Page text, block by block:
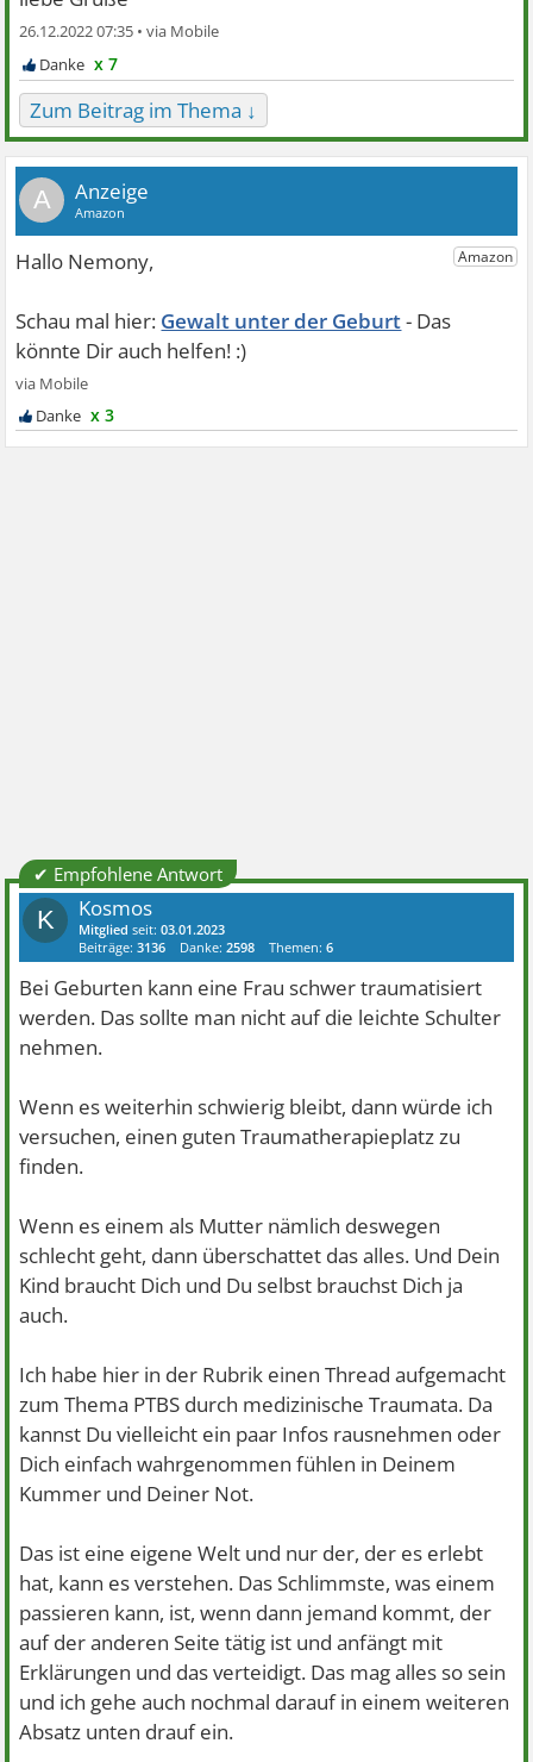
26.12.2022 07:35 •
x 7
Zum Beitrag im Thema ↓
A
Gewalt unter der Geburt
x 3
✔ Empfohlene Antwort
K Kosmos
Mitglied seit:03.01.2023
Beiträge:3136 Danke:2598 Themen:6
Bei Geburten kann eine Frau schwer traumatisiert
werden. Das sollte man nicht auf die leichte Schulter
nehmen.
Wenn es weiterhin schwierig bleibt, dann würde ich
versuchen, einen guten Traumatherapieplatz zu
finden.
Wenn es einem als Mutter nämlich deswegen
schlecht geht, dann überschattet das alles. Und Dein
Kind braucht Dich und Du selbst brauchst Dich ja
auch.
Ich habe hier in der Rubrik einen Thread aufgemacht
zum Thema PTBS durch medizinische Traumata. Da
kannst Du vielleicht ein paar Infos rausnehmen oder
Dich einfach wahrgenommen fühlen in Deinem
Kummer und Deiner Not.
Das ist eine eigene Welt und nur der, der es erlebt
hat, kann es verstehen. Das Schlimmste, was einem
passieren kann, ist, wenn dann jemand kommt, der
auf der anderen Seite tätig ist und anfängt mit
Erklärungen und das verteidigt. Das mag alles so sein
und ich gehe auch nochmal darauf in einem weiteren
Absatz unten drauf ein.